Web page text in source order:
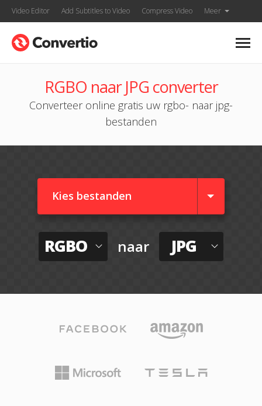
Video Editor Add Subtitles to Video Compress Video Meer
RGBO naar JPG converter
Converteer online gratis uw rgbo- naar jpg-
bestanden
Kies bestanden
RGBO naar JPG